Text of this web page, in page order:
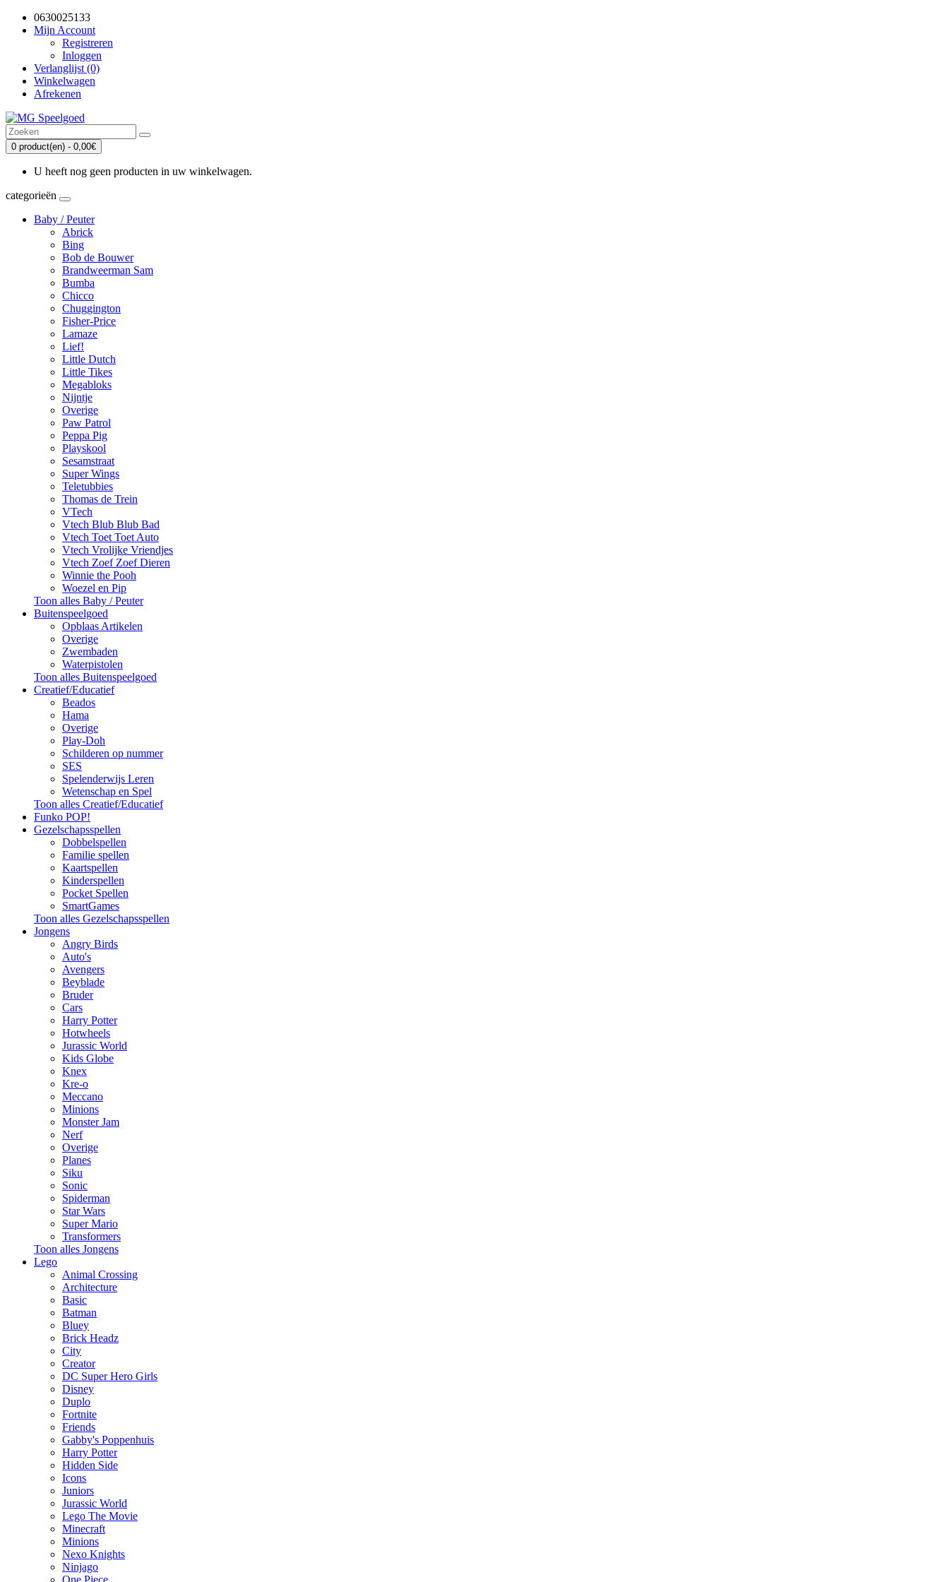
0630025133
Mijn Account
Registreren
Inloggen
Verlanglijst (0)
Winkelwagen
Afrekenen
0 product(en) - 0,00€
U heeft nog geen producten in uw winkelwagen.
categorieën
Baby / Peuter
Abrick
Bing
Bob de Bouwer
Brandweerman Sam
Bumba
Chicco
Chuggington
Fisher-Price
Lamaze
Lief!
Little Dutch
Little Tikes
Megabloks
Nijntje
Overige
Paw Patrol
Peppa Pig
Playskool
Sesamstraat
Super Wings
Teletubbies
Thomas de Trein
VTech
Vtech Blub Blub Bad
Vtech Toet Toet Auto
Vtech Vrolijke Vriendjes
Vtech Zoef Zoef Dieren
Winnie the Pooh
Woezel en Pip
Toon alles Baby / Peuter
Buitenspeelgoed
Opblaas Artikelen
Overige
Zwembaden
Waterpistolen
Toon alles Buitenspeelgoed
Creatief/Educatief
Beados
Hama
Overige
Play-Doh
Schilderen op nummer
SES
Spelenderwijs Leren
Wetenschap en Spel
Toon alles Creatief/Educatief
Funko POP!
Gezelschapsspellen
Dobbelspellen
Familie spellen
Kaartspellen
Kinderspellen
Pocket Spellen
SmartGames
Toon alles Gezelschapsspellen
Jongens
Angry Birds
Auto's
Avengers
Beyblade
Bruder
Cars
Harry Potter
Hotwheels
Jurassic World
Kids Globe
Knex
Kre-o
Meccano
Minions
Monster Jam
Nerf
Overige
Planes
Siku
Sonic
Spiderman
Star Wars
Super Mario
Transformers
Toon alles Jongens
Lego
Animal Crossing
Architecture
Basic
Batman
Bluey
Brick Headz
City
Creator
DC Super Hero Girls
Disney
Duplo
Fortnite
Friends
Gabby's Poppenhuis
Harry Potter
Hidden Side
Icons
Juniors
Jurassic World
Lego The Movie
Minecraft
Minions
Nexo Knights
Ninjago
One Piece